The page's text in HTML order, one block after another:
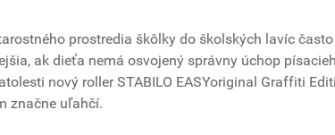
prostredia škôlky do školských lavíc často
ak dieťa nemá osvojený správny úchop
nový roller STABILO EASYoriginal Graffiti
značne uľahčí.